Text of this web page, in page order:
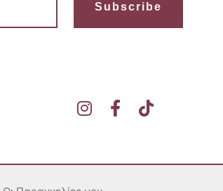
Subscribe
I
F
T